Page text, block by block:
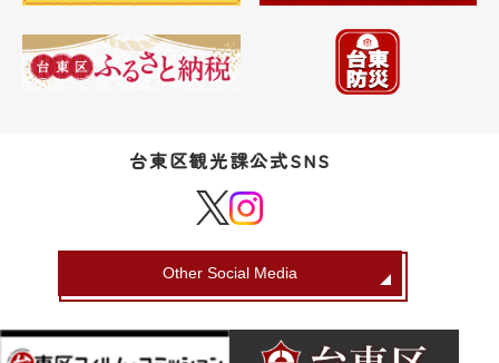
台東区観光課公式SNS
Other Social Media